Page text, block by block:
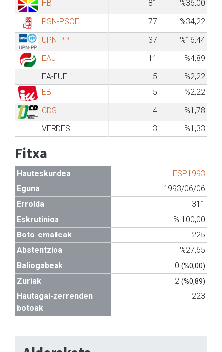
HB
81
%36,00
PSN-PSOE
77
%34,22
UPN-PP
37
%16,44
EAJ
11
%4,89
EA-EUE
5
%2,22
EB
5
%2,22
CDS
4
%1,78
VERDES
3 %1,33
Fitxa
Hauteskundea
ESP1993
Eguna
1993/06/06
Errolda
311
Eskrutinioa
% 100,00
Boto-emaileak
225
Abstentzioa
%27,65
Baliogabeak
0 (%0,00)
Zuriak 2 (%0,89)
Hautagai-zerrenden
botoak
223